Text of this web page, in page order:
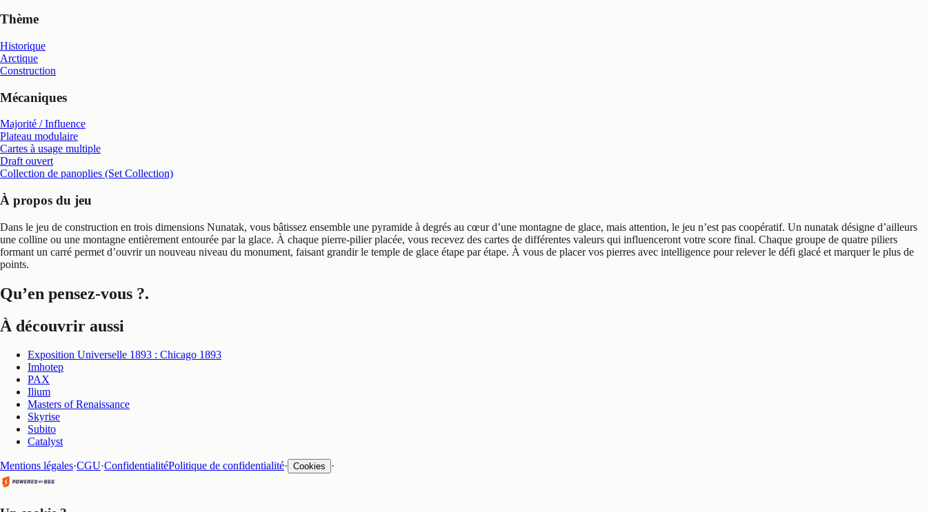
Thème
Historique
Arctique
Construction
Mécaniques
Majorité / Influence
Plateau modulaire
Cartes à usage multiple
Draft ouvert
Collection de panoplies (Set Collection)
À propos du jeu
Dans le jeu de construction en trois dimensions Nunatak, vous bâtissez ensemble une pyramide à degrés au cœur d’une montagne de glace, mais attention, le jeu n’est pas coopératif. Un nunatak désigne d’ailleurs
une colline ou une montagne entièrement entourée par la glace. À chaque pierre-pilier placée, vous recevez des cartes de différentes valeurs qui influenceront votre score final. Chaque groupe de quatre piliers
formant un carré permet d’ouvrir un nouveau niveau du monument, faisant grandir le temple de glace étape par étape. À vous de placer vos pierres avec intelligence pour relever le défi glacé et marquer le plus de
points.
Qu’en pensez-vous ?.
À découvrir aussi
Exposition Universelle 1893 : Chicago 1893
Imhotep
PAX
Ilium
Masters of Renaissance
Skyrise
Subito
Catalyst
Mentions légales·CGU·ConfidentialitéPolitique de confidentialité· Cookies ·